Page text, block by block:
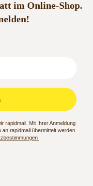
im Online-Shop.
rapidmail. Mit Ihrer Anmeldung
rapidmail übermittelt werden.
.